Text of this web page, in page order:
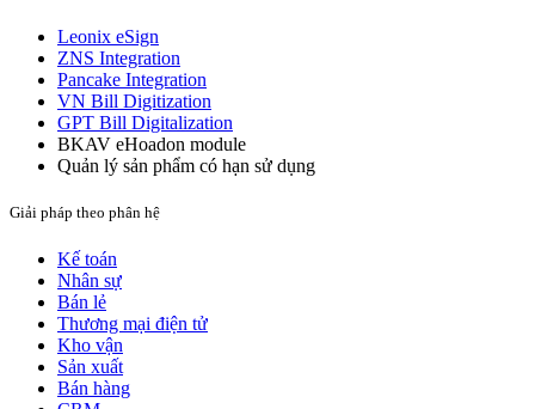
Leonix eSign
ZNS Integration
Pancake Integration
VN Bill Digitization
GPT Bill Digitalization
BKAV eHoadon module
Quản lý sản phẩm có hạn sử dụng
Giải pháp theo phân hệ
Kế toán
Nhân sự
Bán lẻ
Thương mại điện tử
Kho vận
Sản xuất
Bán hàng